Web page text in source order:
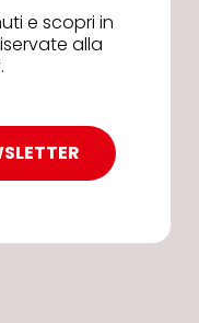
e scopri in
alla